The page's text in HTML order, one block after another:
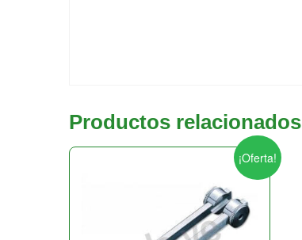
Productos relacionados
¡Oferta!